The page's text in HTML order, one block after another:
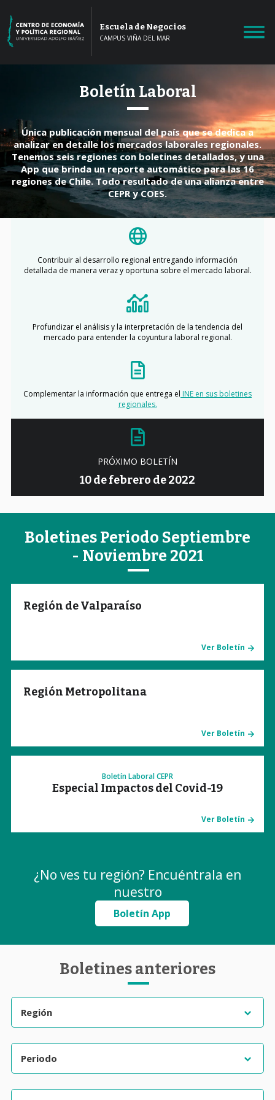
Escuela de Negocios
CAMPUS VIÑA DEL MAR
Boletín Laboral
Única publicación mensual del país que se dedica a
analizar en detalle los mercados laborales regionales.
Tenemos seis regiones con boletines detallados, y una
App que brinda un reporte automático para las 16
regiones de Chile. Todo resultado de una alianza entre
CEPR y COES.
Contribuir al desarrollo regional entregando información
detallada de manera veraz y oportuna sobre el mercado laboral.
Profundizar el análisis y la interpretación de la tendencia del
mercado para entender la coyuntura laboral regional.
Complementar la información que entrega el INE en sus boletines
regionales.
PRÓXIMO BOLETÍN
10 de febrero de 2022
Boletines Periodo Septiembre
- Noviembre 2021
Región de Valparaíso
Ver Boletín
Región Metropolitana
Ver Boletín
Boletín Laboral CEPR
Especial Impactos del Covid-19
Ver Boletín
¿No ves tu región? Encuéntrala en
nuestro
Boletín App
Boletines anteriores